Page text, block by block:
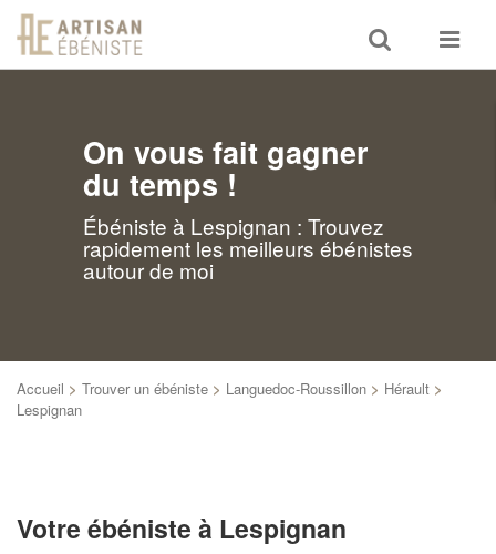
Toggle
search
Toggle
On vous fait gagner
du temps !
Ébéniste à Lespignan : Trouvez
rapidement les meilleurs ébénistes
autour de moi
Accueil > Trouver un ébéniste > Languedoc-Roussillon > Hérault >
Lespignan
Votre ébéniste à Lespignan